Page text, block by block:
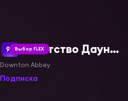
Выбор FLEX
9.2 Аббатство Даунтон (2010–2015)
Downton Abbey
Подписка